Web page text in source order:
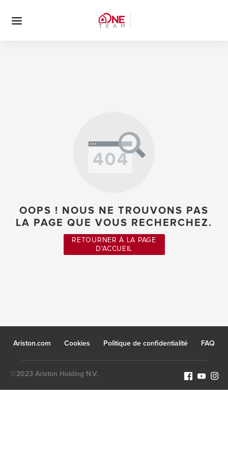
OOPS ! NOUS NE TROUVONS PAS
LA PAGE QUE VOUS RECHERCHEZ.
RETOURNER À LA PAGE
D'ACCUEIL
©2023 Ariston Holding N.V.
Ariston.com Cookies Politique de confidentialité FAQ